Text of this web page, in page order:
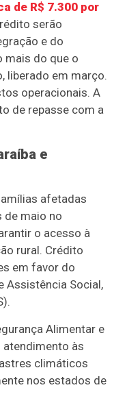
de R$ 7.300 por
serão
e do
mais do que o
liberado em março.
operacionais. A
de repasse com a
e
afetadas
de maio no
o acesso à
rural. Crédito
em favor do
Assistência Social,
Alimentar e
atendimento às
climáticos
nos estados de